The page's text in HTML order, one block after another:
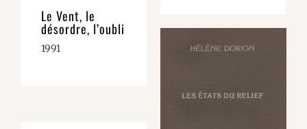
Le Vent, le
désordre, l’oubli
1991